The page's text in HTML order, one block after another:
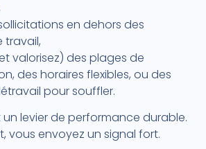
en dehors des
travail,
valorisez) des plages de
des horaires flexibles, ou des
pour souffler.
un levier de performance durable.
vous envoyez un signal fort.